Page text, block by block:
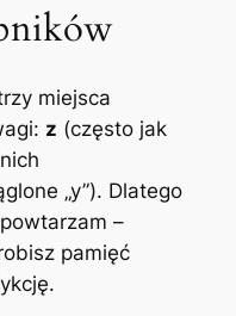
miejsca
z (często jak
„y”). Dlatego
–
pamięć